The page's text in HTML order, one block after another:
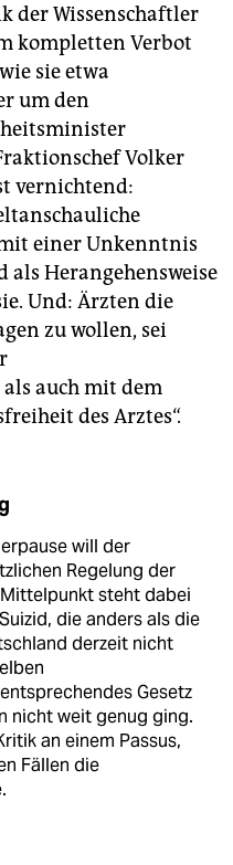
der Wissenschaftler
kompletten Verbot
sie etwa
um den
Volker
vernichtend:
einer Unkenntnis
Herangehensweise
Und: Ärzten die
zu wollen, sei
auch mit dem
des Arztes“.
will der
Regelung der
steht dabei
die anders als die
derzeit nicht
Gesetz
nicht weit genug ging.
an einem Passus,
Fällen die